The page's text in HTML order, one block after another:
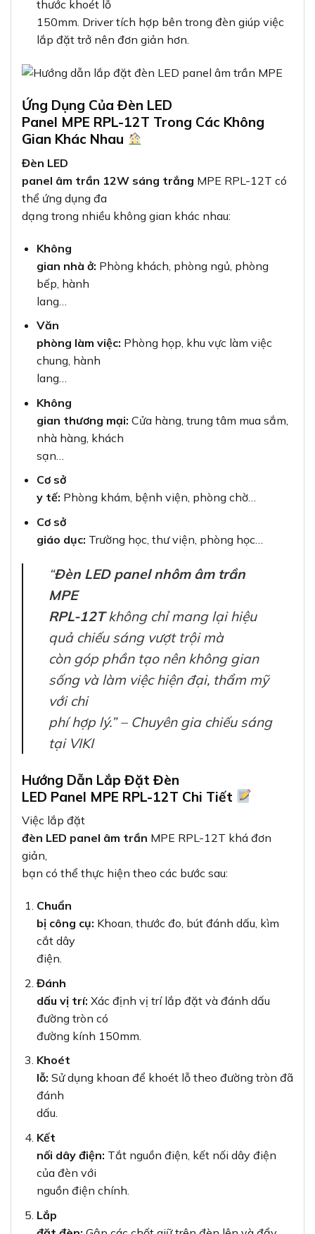
thước khoét lỗ
150mm. Driver tích hợp bên trong đèn giúp việc
lắp đặt trở nên đơn giản hơn.
Ứng Dụng Của Đèn LED
Panel MPE RPL-12T Trong Các Không
Gian Khác Nhau
Đèn LED
panel âm trần 12W sáng trắng MPE RPL-12T có
thể ứng dụng đa
dạng trong nhiều không gian khác nhau:
Không
gian nhà ở: Phòng khách, phòng ngủ, phòng
bếp, hành
lang…
Văn
phòng làm việc: Phòng họp, khu vực làm việc
chung, hành
lang…
Không
gian thương mại: Cửa hàng, trung tâm mua sắm,
nhà hàng, khách
sạn…
Cơ sở
y tế: Phòng khám, bệnh viện, phòng chờ…
Cơ sở
giáo dục: Trường học, thư viện, phòng học…
“Đèn LED panel nhôm âm trần
MPE
RPL-12Tkhông chỉ mang lại hiệu
quả chiếu sáng vượt trội mà
còn góp phần tạo nên không gian
sống và làm việc hiện đại, thẩm mỹ
với chi
phí hợp lý.” – Chuyên gia chiếu sáng
tại VIKI
Hướng Dẫn Lắp Đặt Đèn
LED Panel MPE RPL-12T Chi Tiết
Việc lắp đặt
đèn LED panel âm trần MPE RPL-12T khá đơn
giản,
bạn có thể thực hiện theo các bước sau:
Chuẩn
bị công cụ: Khoan, thước đo, bút đánh dấu, kìm
cắt dây
điện.
Đánh
dấu vị trí: Xác định vị trí lắp đặt và đánh dấu
đường tròn có
đường kính 150mm.
Khoét
lỗ: Sử dụng khoan để khoét lỗ theo đường tròn đã
đánh
dấu.
Kết
nối dây điện: Tắt nguồn điện, kết nối dây điện
của đèn với
nguồn điện chính.
Lắp